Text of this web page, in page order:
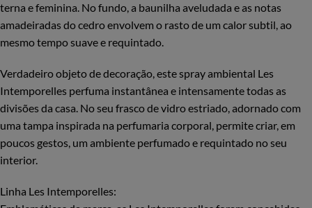
terna e feminina. No fundo, a baunilha aveludada e as notas
amadeiradas do cedro envolvem o rasto de um calor subtil, ao
mesmo tempo suave e requintado.
Verdadeiro objeto de decoração, este spray ambiental Les
Intemporelles perfuma instantânea e intensamente todas as
divisões da casa. No seu frasco de vidro estriado, adornado com
uma tampa inspirada na perfumaria corporal, permite criar, em
poucos gestos, um ambiente perfumado e requintado no seu
interior.
Linha Les Intemporelles: